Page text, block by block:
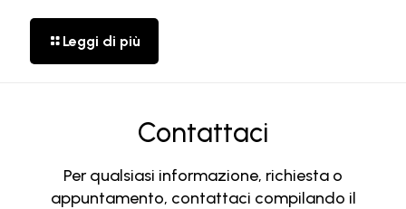
Leggi di più
Contattaci
Per qualsiasi informazione, richiesta o
appuntamento, contattaci compilando il